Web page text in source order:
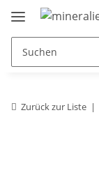
Zurück zur Liste